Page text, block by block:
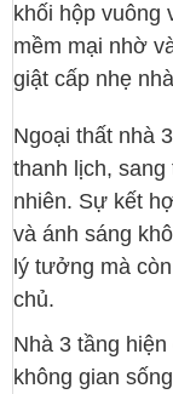
khối hộp vuông
mềm mại nhờ
giật cấp nhẹ
Ngoại thất nhà
thanh lịch,
nhiên. Sự kết
và ánh sáng
lý tưởng mà
chủ.
Nhà 3 tầng
không gian